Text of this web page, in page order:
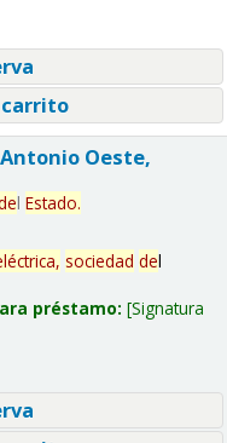
Oeste,
l Estado.
sociedad del
préstamo: Signatura